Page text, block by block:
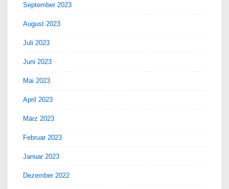
September 2023
August 2023
Juli 2023
Juni 2023
Mai 2023
April 2023
März 2023
Februar 2023
Januar 2023
Dezember 2022